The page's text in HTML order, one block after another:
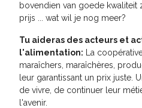
bovendien van goede kwaliteit
prijs ... wat wil je nog meer?
Tu aideras des acteurs et
l'alimentation: La
maraîchers, maraîchères,
leur garantissant un prix juste.
de vivre, de continuer leur
l'avenir.